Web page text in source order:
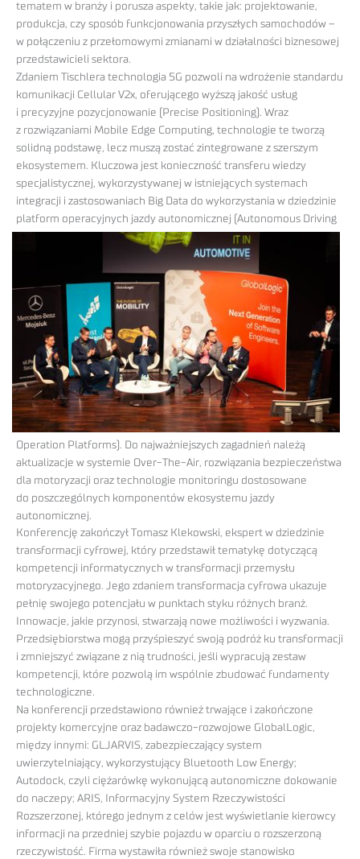
tematem w branży i porusza aspekty, takie jak: projektowanie,
produkcja, czy sposób funkcjonowania przyszłych samochodów –
w połączeniu z przełomowymi zmianami w działalności biznesowej
przedstawicieli sektora.
Zdaniem Tischlera technologia 5G pozwoli na wdrożenie standardu
komunikacji Cellular V2x, oferującego wyższą jakość usług
i precyzyjne pozycjonowanie (Precise Positioning). Wraz
z rozwiązaniami Mobile Edge Computing, technologie te tworzą
solidną podstawę, lecz muszą zostać zintegrowane z szerszym
ekosystemem. Kluczowa jest konieczność transferu wiedzy
specjalistycznej, wykorzystywanej w istniejących systemach
integracji i zastosowaniach Big Data do wykorzystania w dziedzinie
platform operacyjnych jazdy autonomicznej (Autonomous Driving
Operation Platforms). Do najważniejszych zagadnień należą
aktualizacje w systemie Over-The-Air, rozwiązania bezpieczeństwa
dla motoryzacji oraz technologie monitoringu dostosowane
do poszczególnych komponentów ekosystemu jazdy
autonomicznej.
Konferencję zakończył Tomasz Klekowski, ekspert w dziedzinie
transformacji cyfrowej, który przedstawił tematykę dotyczącą
kompetencji informatycznych w transformacji przemysłu
motoryzacyjnego. Jego zdaniem transformacja cyfrowa ukazuje
pełnię swojego potencjału w punktach styku różnych branż.
Innowacje, jakie przynosi, stwarzają nowe możliwości i wyzwania.
Przedsiębiorstwa mogą przyśpieszyć swoją podróż ku transformacji
i zmniejszyć związane z nią trudności, jeśli wypracują zestaw
kompetencji, które pozwolą im wspólnie zbudować fundamenty
technologiczne.
Na konferencji przedstawiono również trwające i zakończone
projekty komercyjne oraz badawczo-rozwojowe GlobalLogic,
między innymi: GLJARVIS, zabezpieczający system
uwierzytelniający, wykorzystujący Bluetooth Low Energy;
Autodock, czyli ciężarówkę wykonującą autonomiczne dokowanie
do naczepy; ARIS, Informacyjny System Rzeczywistości
Rozszerzonej, którego jednym z celów jest wyświetlanie kierowcy
informacji na przedniej szybie pojazdu w oparciu o rozszerzoną
rzeczywistość. Firma wystawiła również swoje stanowisko